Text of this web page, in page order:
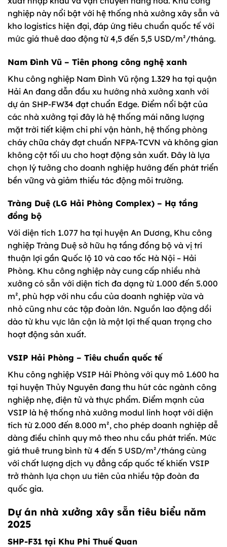
nghiệp này nổi bật với hệ thống nhà xưởng xây sẵn và
kho logistics hiện đại, đáp ứng tiêu chuẩn quốc tế với
mức giá thuê dao động từ 4,5 đến 5,5 USD/m²/tháng.
Nam Đình Vũ – Tiên phong công nghệ xanh
Khu công nghiệp Nam Đình Vũ rộng 1.329 ha tại quận
Hải An đang dẫn đầu xu hướng nhà xưởng xanh với
dự án SHP-FW34 đạt chuẩn Edge. Điểm nổi bật của
các nhà xưởng tại đây là hệ thống mái năng lượng
mặt trời tiết kiệm chi phí vận hành, hệ thống phòng
cháy chữa cháy đạt chuẩn NFPA-TCVN và không gian
không cột tối ưu cho hoạt động sản xuất. Đây là lựa
chọn lý tưởng cho doanh nghiệp hướng đến phát triển
bền vững và giảm thiểu tác động môi trường.
Tràng Duệ (LG Hải Phòng Complex) – Hạ tầng
đồng bộ
Với diện tích 1.077 ha tại huyện An Dương, Khu công
nghiệp Tràng Duệ sở hữu hạ tầng đồng bộ và vị trí
thuận lợi gần Quốc lộ 10 và cao tốc Hà Nội – Hải
Phòng. Khu công nghiệp này cung cấp nhiều nhà
xưởng có sẵn với diện tích đa dạng từ 1.000 đến 5.000
m², phù hợp với nhu cầu của doanh nghiệp vừa và
nhỏ cũng như các tập đoàn lớn. Nguồn lao động dồi
dào từ khu vực lân cận là một lợi thế quan trọng cho
hoạt động sản xuất.
VSIP Hải Phòng – Tiêu chuẩn quốc tế
Khu công nghiệp VSIP Hải Phòng với quy mô 1.600 ha
tại huyện Thủy Nguyên đang thu hút các ngành công
nghiệp nhẹ, điện tử và thực phẩm. Điểm mạnh của
VSIP là hệ thống nhà xưởng modul linh hoạt với diện
tích từ 2.000 đến 8.000 m², cho phép doanh nghiệp dễ
dàng điều chỉnh quy mô theo nhu cầu phát triển. Mức
giá thuê trung bình từ 4 đến 5 USD/m²/tháng cùng
với chất lượng dịch vụ đẳng cấp quốc tế khiến VSIP
trở thành lựa chọn ưu tiên của nhiều tập đoàn đa
quốc gia.
Dự án nhà xưởng xây sẵn tiêu biểu năm
2025
SHP-F31 tại Khu Phi Thuế Quan